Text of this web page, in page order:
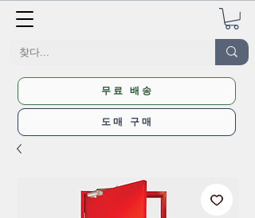
무료 배송
도매 구매